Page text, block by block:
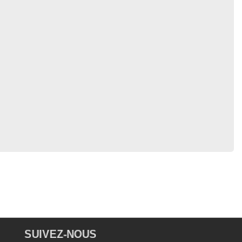
SUIVEZ-NOUS